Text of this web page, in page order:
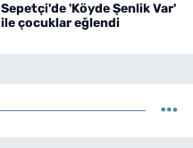
Sepetçi'de 'Köyde Şenlik Var'
ile çocuklar eğlendi